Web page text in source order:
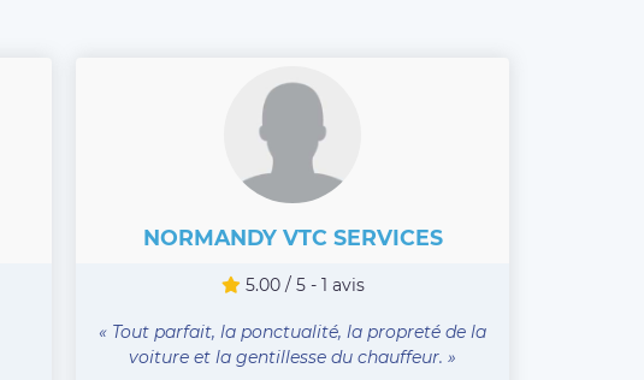
NORMANDY VTC SERVICES
5.00 / 5 - 1 avis
« Tout parfait, la ponctualité, la propreté de la
voiture et la gentillesse du chauffeur. »